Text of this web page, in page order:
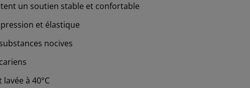
un soutien stable et confortable
et élastique
nocives
à 40°C